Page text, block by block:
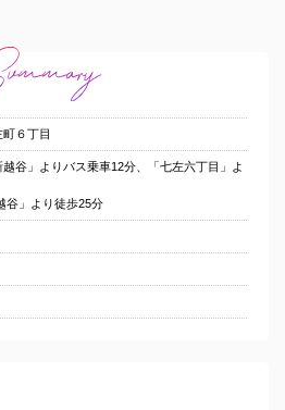
６丁目
谷」よりバス乗車12分、「七左六丁目」よ
谷」より徒歩25分